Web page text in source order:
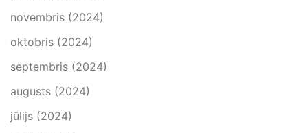
novembris (2024)
oktobris (2024)
septembris (2024)
augusts (2024)
jūlijs (2024)